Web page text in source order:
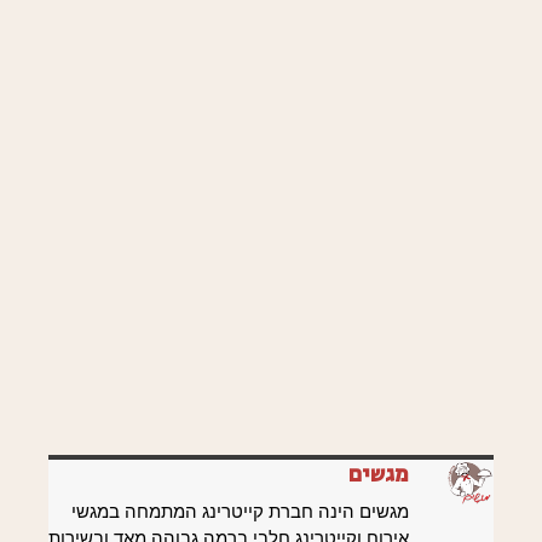
מגשים
מגשים הינה חברת קייטרינג המתמחה במגשי